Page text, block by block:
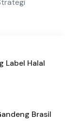
Label Halal
Brasil